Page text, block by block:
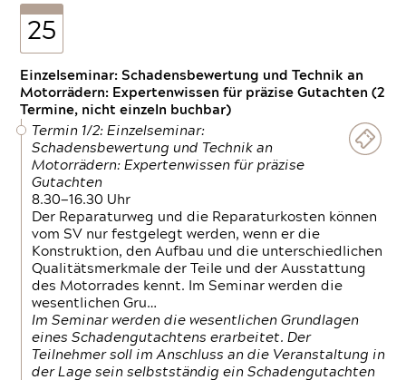
25
Einzelseminar: Schadensbewertung und Technik an
Motorrädern: Expertenwissen für präzise Gutachten (2
Termine, nicht einzeln buchbar)
Termin 1/2: Einzelseminar:
Schadensbewertung und Technik an
Motorrädern: Expertenwissen für präzise
Gutachten
8.30—16.30 Uhr
Der Reparaturweg und die Reparaturkosten können
vom SV nur festgelegt werden, wenn er die
Konstruktion, den Aufbau und die unterschiedlichen
Qualitätsmerkmale der Teile und der Ausstattung
des Motorrades kennt. Im Seminar werden die
wesentlichen Gru…
Im Seminar werden die wesentlichen Grundlagen
eines Schadengutachtens erarbeitet. Der
Teilnehmer soll im Anschluss an die Veranstaltung in
der Lage sein selbstständig ein Schadengutachten